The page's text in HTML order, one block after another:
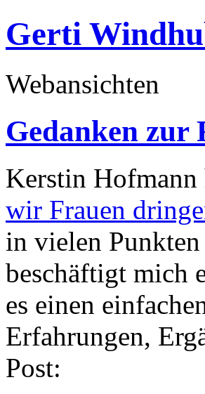
Gerti
Webansichten
Gedanken zur
Kerstin Hofmann
wir Frauen
in vielen Punkten
beschäftigt mich
es einen
Erfahrungen,
Post: